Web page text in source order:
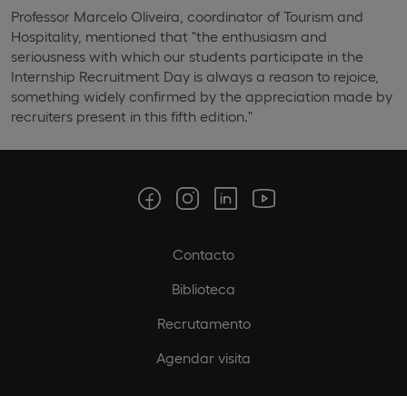
Professor Marcelo Oliveira, coordinator of Tourism and
Hospitality, mentioned that "the enthusiasm and
seriousness with which our students participate in the
Internship Recruitment Day is always a reason to rejoice,
something widely confirmed by the appreciation made by
recruiters present in this fifth edition."
Contacto
Biblioteca
Recrutamento
Agendar visita